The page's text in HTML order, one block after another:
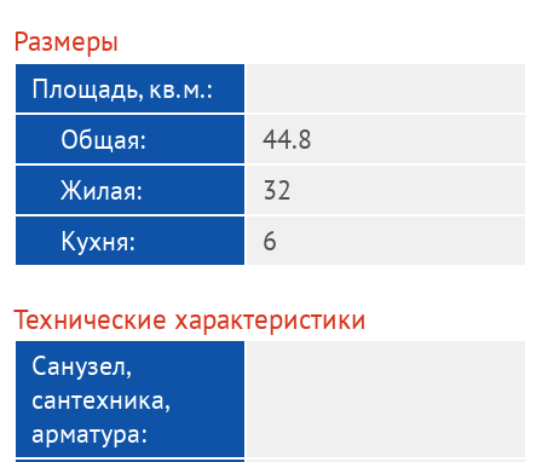
Размеры
Площадь, кв.м.:
Общая:
44.8
Жилая:
32
Кухня:
6
Технические характеристики
Санузел,
сантехника,
арматура: